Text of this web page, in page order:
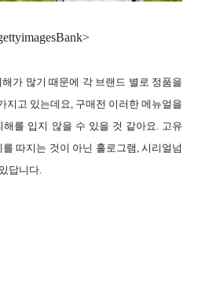
>
가 많기 때문에 각 브랜드 별로 정품을
지고 있는데요, 구매전 이러한 메뉴얼을
를 입지 않을 수 있을 것 같아요. 고유
따지는 것이 아닌 홀로그램, 시리얼넘
답니다.